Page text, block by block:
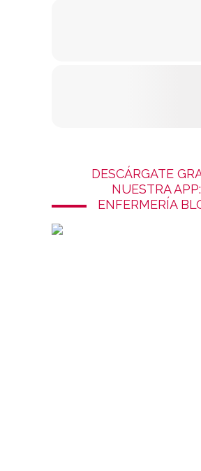
DESCÁRGATE
NUESTRA APP:
ENFERMERÍA